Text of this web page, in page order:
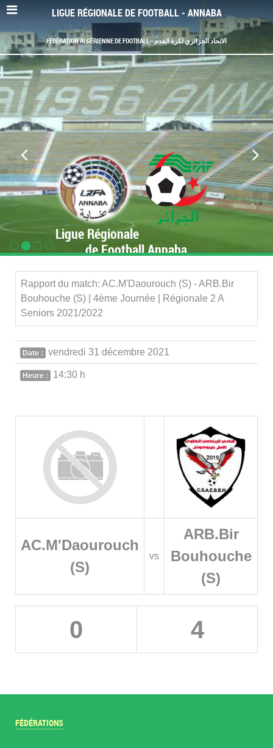
LIGUE RÉGIONALE DE FOOTBALL - ANNABA
FÉDÉRATION ALGÉRIENNE DE FOOTBALL - الاتحاد الجزائري لكرة القدم
Ligue Régionale
de Football Annaba
Rapport du match: AC.M'Daourouch (S) - ARB.Bir
Bouhouche (S) | 4ème Journée | Régionale 2 A
Seniors 2021/2022
Date : vendredi 31 décembre 2021
Heure : 14:30 h
AC.M'Daourouch
(S)
vs
ARB.Bir
Bouhouche
(S)
0 4
FÉDÉRATIONS